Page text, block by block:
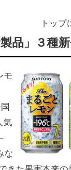
トップ
品」３種
モ
気
な